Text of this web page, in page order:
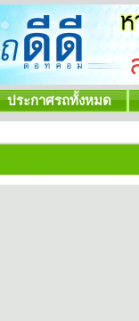
ประกาศรถทั้งหมด